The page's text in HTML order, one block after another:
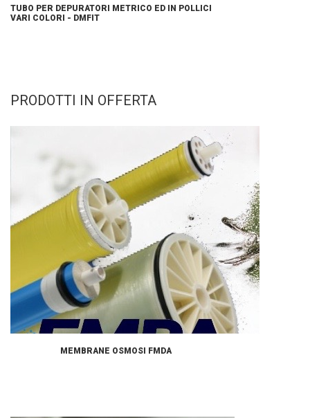
TUBO PER DEPURATORI METRICO ED IN POLLICI
VARI COLORI - DMFIT
PRODOTTI IN OFFERTA
MEMBRANE OSMOSI FMDA